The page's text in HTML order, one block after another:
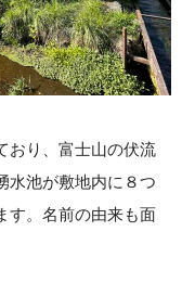
おり、富士山の伏流
水池が敷地内に８つ
す。名前の由来も面